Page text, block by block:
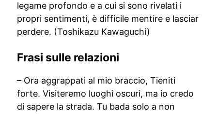
legame profondo e a cui si sono rivelati i
propri sentimenti, è difficile mentire e lasciar
perdere. (Toshikazu Kawaguchi)
Frasi sulle relazioni
– Ora aggrappati al mio braccio, Tieniti
forte. Visiteremo luoghi oscuri, ma io credo
di sapere la strada. Tu bada solo a non